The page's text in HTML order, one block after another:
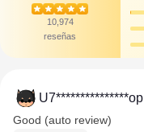
10,974
reseñas
U7***************op
Good (auto review)